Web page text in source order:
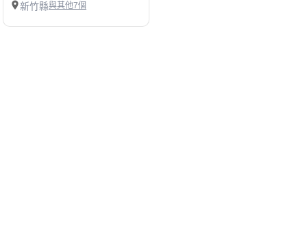
新竹縣與其他7個